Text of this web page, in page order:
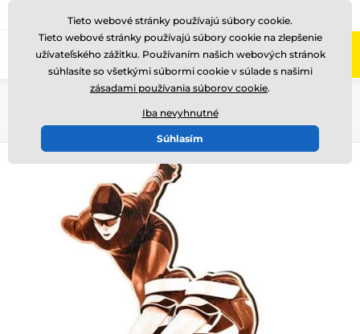
Zavolajte nám (Po-Pi 8-17) +421220255160
Tieto webové stránky používajú súbory cookie.
Tieto webové stránky používajú súbory cookie na zlepšenie
užívateľského zážitku. Používaním našich webových stránok
súhlasíte so všetkými súbormi cookie v súlade s našimi
zásadami používania súborov cookie.
Iba nevyhnutné
Súhlasím